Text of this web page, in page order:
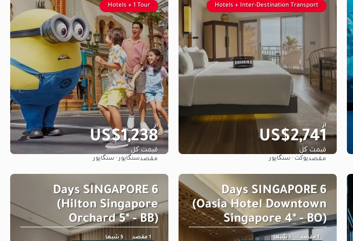
Hotels + Inter-Destination Transport
از
US$2,741
قیمت کل
مقصدپوکت · سنگاپور
Hotels + 1 Tour
از
US$1,238
قیمت کل
مقصدسنگاپور · سنگاپور
6 Days SINGAPORE
(Oasia Hotel Downtown
Singapore 4* - BO)
1 مقصد 5 شبها
6 Days SINGAPORE
(Hilton Singapore
Orchard 5* - BB)
1 مقصد 5 شبها